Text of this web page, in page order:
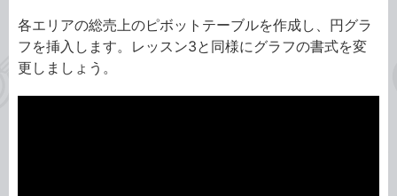
各エリアの総売上のピボットテーブルを作成し、円グラ
フを挿入します。レッスン3と同様にグラフの書式を変
更しましょう。